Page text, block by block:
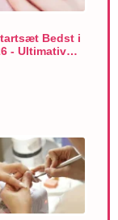
Bedst i
- Ultimativ…